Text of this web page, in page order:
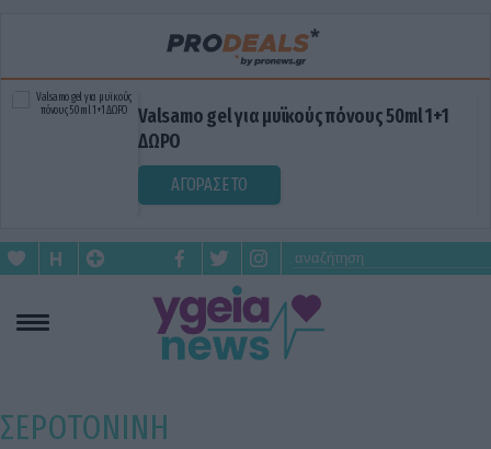
Valsamo gel για μυϊκούς πόνους 50ml 1+1
ΔΩΡΟ
ΑΓΟΡΑΣΕ ΤΟ
ΣΕΡΟΤΟΝΙΝΗ